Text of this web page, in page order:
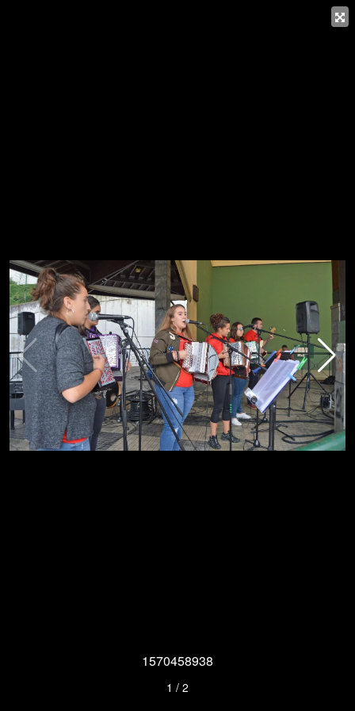
1570458938
1 / 2